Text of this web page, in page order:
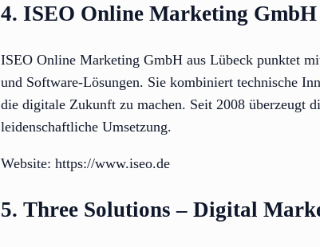
4. ISEO Online Marketing GmbH
ISEO Online Marketing GmbH aus Lübeck punktet
und Software-Lösungen. Sie kombiniert technische
die digitale Zukunft zu machen. Seit 2008 überzeugt
leidenschaftliche Umsetzung.
Website: https://www.iseo.de
5. Three Solutions – Digital